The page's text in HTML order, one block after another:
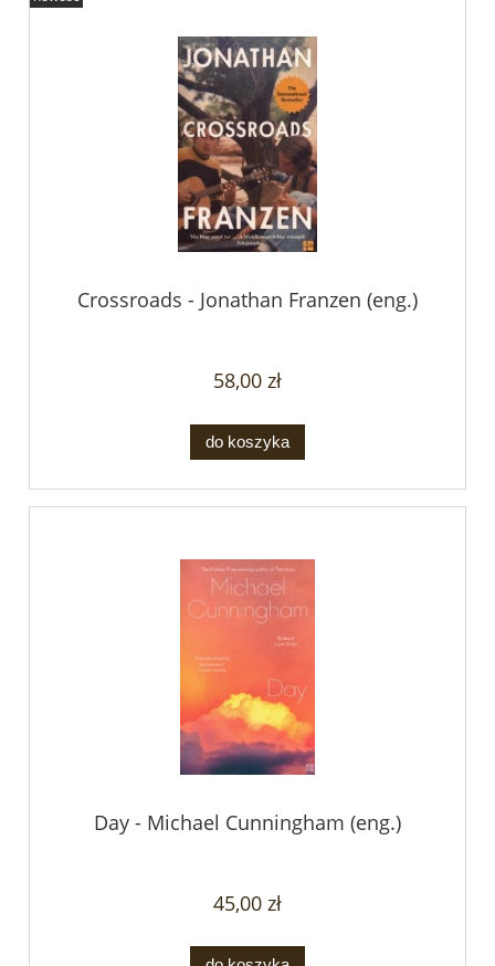
Crossroads - Jonathan Franzen (eng.)
58,00 zł
do koszyka
Day - Michael Cunningham (eng.)
45,00 zł